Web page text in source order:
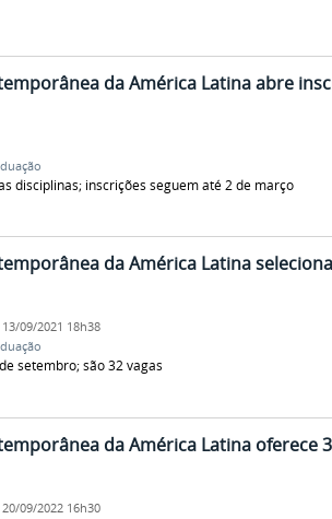
da América Latina abre
disciplinas; inscrições seguem até 2 de março
da América Latina seleciona
13/09/2021 18h38
setembro; são 32 vagas
da América Latina oferece
20/09/2022 16h30